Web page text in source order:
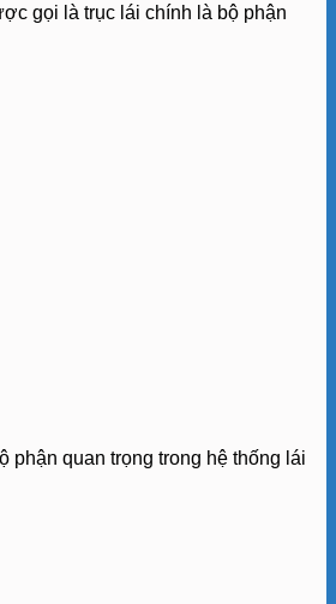
gọi là trục lái chính là bộ phận
phận quan trọng trong hệ thống lái